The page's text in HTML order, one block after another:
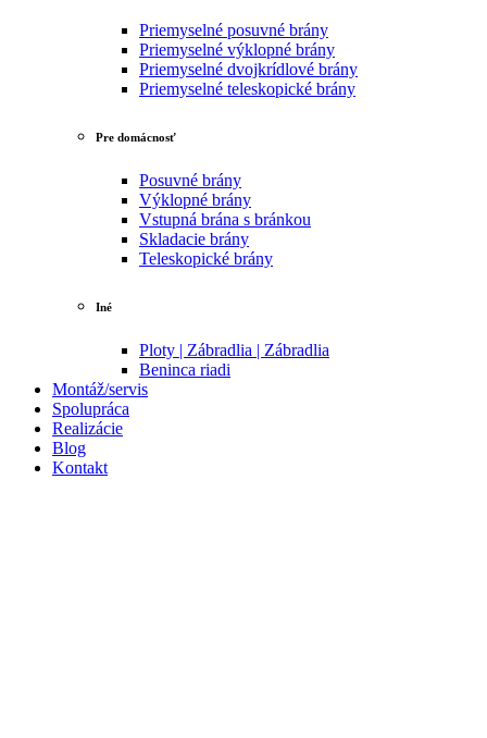
Priemyselné posuvné brány
Priemyselné výklopné brány
Priemyselné dvojkrídlové brány
Priemyselné teleskopické brány
Pre domácnosť
Posuvné brány
Výklopné brány
Vstupná brána s bránkou
Skladacie brány
Teleskopické brány
Iné
Ploty | Zábradlia | Zábradlia
Beninca riadi
Montáž/servis
Spolupráca
Realizácie
Blog
Kontakt